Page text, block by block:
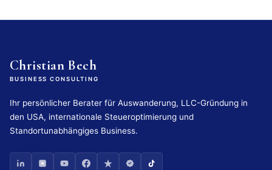
Christian Bech
BUSINESS CONSULTING
Ihr persönlicher Berater für Auswanderung, LLC-Gründung in
den USA, internationale Steueroptimierung und
Standortunabhängiges Business.